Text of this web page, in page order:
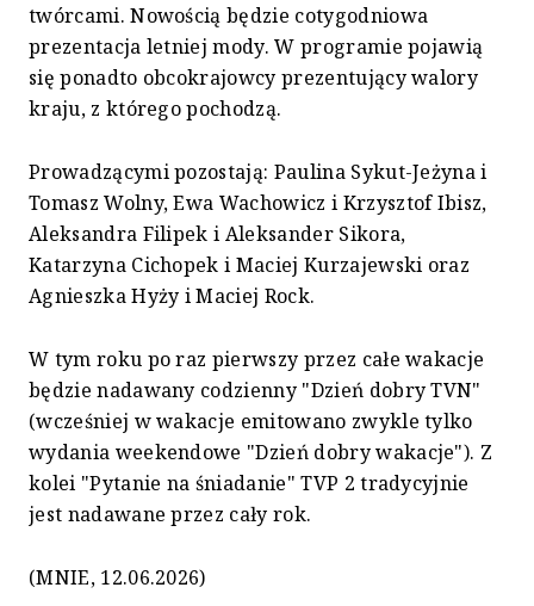
twórcami. Nowością będzie cotygodniowa
prezentacja letniej mody. W programie pojawią
się ponadto obcokrajowcy prezentujący walory
kraju, z którego pochodzą.
Prowadzącymi pozostają: Paulina Sykut-Jeżyna i
Tomasz Wolny, Ewa Wachowicz i Krzysztof Ibisz,
Aleksandra Filipek i Aleksander Sikora,
Katarzyna Cichopek i Maciej Kurzajewski oraz
Agnieszka Hyży i Maciej Rock.
W tym roku po raz pierwszy przez całe wakacje
będzie nadawany codzienny "Dzień dobry TVN"
(wcześniej w wakacje emitowano zwykle tylko
wydania weekendowe "Dzień dobry wakacje"). Z
kolei "Pytanie na śniadanie" TVP 2 tradycyjnie
jest nadawane przez cały rok.
(MNIE, 12.06.2026)